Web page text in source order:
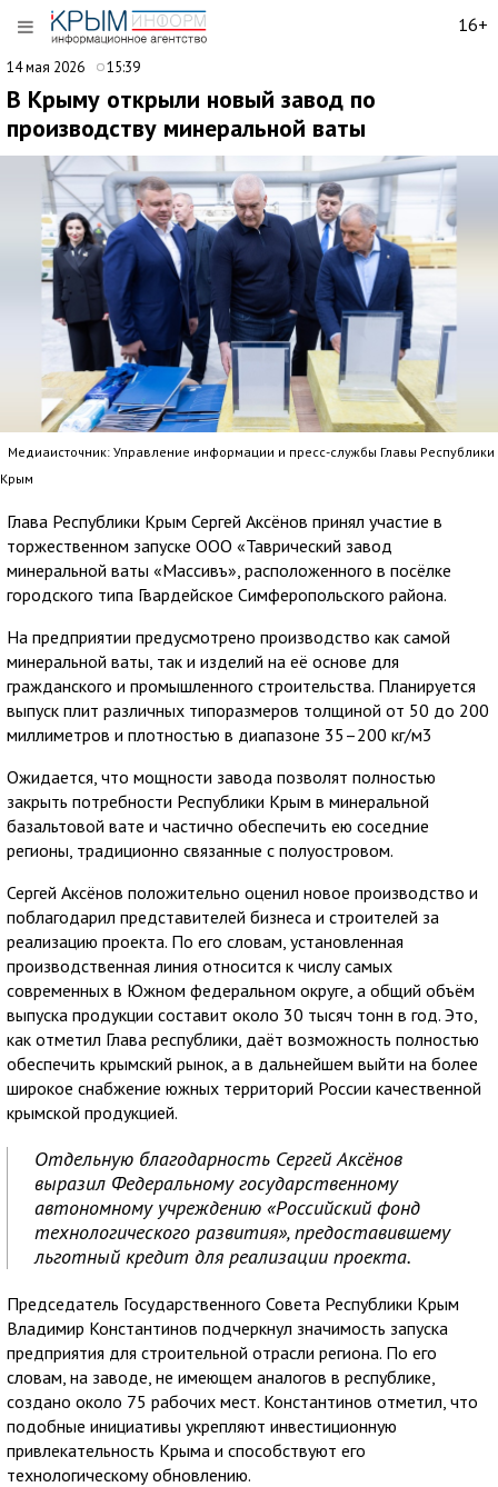
16+
14 мая 2026 15:39
В Крыму открыли новый завод по
производству минеральной ваты
Медиаисточник: Управление информации и пресс-службы Главы Республики
Крым
Глава Республики Крым Сергей Аксёнов принял участие в
торжественном запуске ООО «Таврический завод
минеральной ваты «Массивъ», расположенного в посёлке
городского типа Гвардейское Симферопольского района.
На предприятии предусмотрено производство как самой
минеральной ваты, так и изделий на её основе для
гражданского и промышленного строительства. Планируется
выпуск плит различных типоразмеров толщиной от 50 до 200
миллиметров и плотностью в диапазоне 35–200 кг/м3
Ожидается, что мощности завода позволят полностью
закрыть потребности Республики Крым в минеральной
базальтовой вате и частично обеспечить ею соседние
регионы, традиционно связанные с полуостровом.
Сергей Аксёнов положительно оценил новое производство и
поблагодарил представителей бизнеса и строителей за
реализацию проекта. По его словам, установленная
производственная линия относится к числу самых
современных в Южном федеральном округе, а общий объём
выпуска продукции составит около 30 тысяч тонн в год. Это,
как отметил Глава республики, даёт возможность полностью
обеспечить крымский рынок, а в дальнейшем выйти на более
широкое снабжение южных территорий России качественной
крымской продукцией.
Отдельную благодарность Сергей Аксёнов
выразил Федеральному государственному
автономному учреждению «Российский фонд
технологического развития», предоставившему
льготный кредит для реализации проекта.
Председатель Государственного Совета Республики Крым
Владимир Константинов подчеркнул значимость запуска
предприятия для строительной отрасли региона. По его
словам, на заводе, не имеющем аналогов в республике,
создано около 75 рабочих мест. Константинов отметил, что
подобные инициативы укрепляют инвестиционную
привлекательность Крыма и способствуют его
технологическому обновлению.